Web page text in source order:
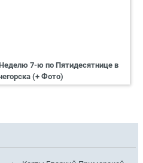
7-ю по Пятидесятнице в
(+ Фото)